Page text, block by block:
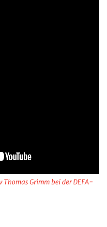
Grimm bei der DEFA-